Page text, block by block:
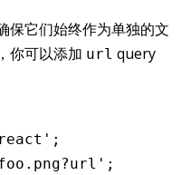
保它们始终作为单独的文
你可以添加 url query
;
;